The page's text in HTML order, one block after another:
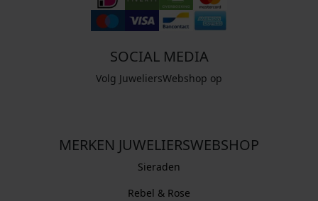
SOCIAL MEDIA
Volg JuweliersWebshop op
MERKEN JUWELIERSWEBSHOP
Sieraden
Rebel & Rose